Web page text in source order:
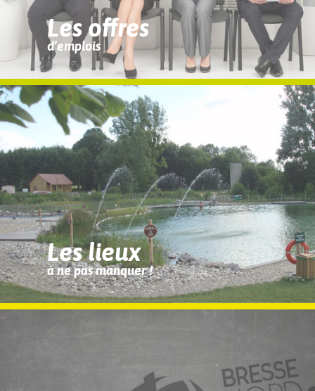
Les offres
d’emplois
Les lieux
à ne pas manquer !